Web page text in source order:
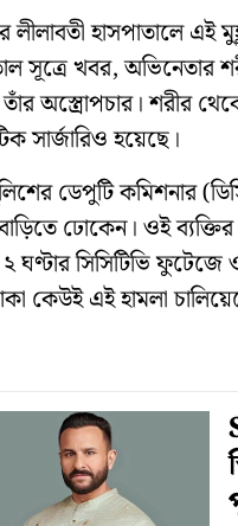
লীলাবতী হাসপাতালে এই
সূত্রে খবর, অভিনেতার
অস্ত্রোপচার। শরীর
সার্জারিও হয়েছে।
ডেপুটি কমিশনার
ঢোকেন। ওই
ঘণ্টার সিসিটিভি
কেউই এই হামলা